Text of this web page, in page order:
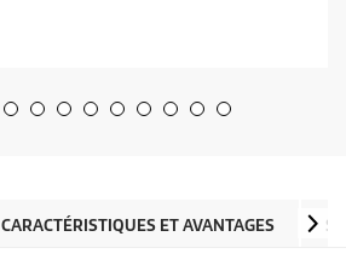
CARACTÉRISTIQUES ET AVANTAGES